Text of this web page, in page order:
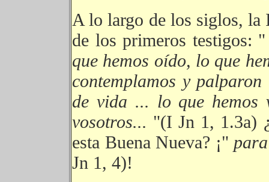
A lo largo de los siglos, la
de los primeros testigos:
que hemos oído, lo que
contemplamos y
de vida ... lo que hemos
vosotros... "(I Jn 1, 1.3a)
esta Buena Nueva? ¡"
Jn 1, 4)!